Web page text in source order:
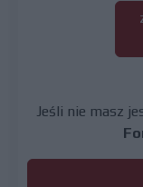
Jeśli nie masz